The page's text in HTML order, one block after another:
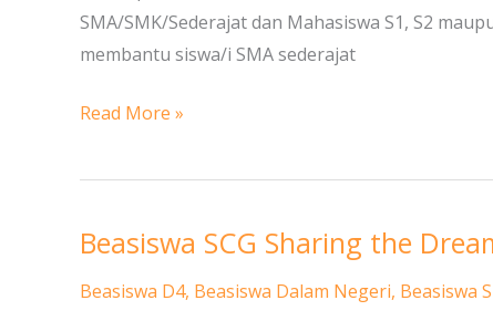
SMA/SMK/Sederajat dan Mahasiswa S1, S2
membantu siswa/i SMA sederajat
Read More »
Beasiswa SCG Sharing the
Beasiswa D4, Beasiswa Dalam Negeri, Beasiswa
Beasiswa
Sharing